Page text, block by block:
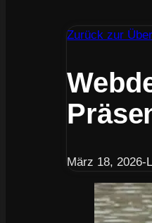
Zurück zur
März 18, 2026-